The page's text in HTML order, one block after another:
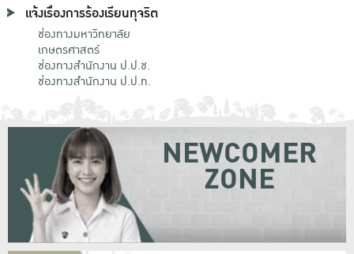
แจ้งเรื่องการร้องเรียนทุจริต
ช่องทางมหาวิทยาลัย
เกษตรศาสตร์
ช่องทางสำนักงาน ป.ป.ช.
ช่องทางสำนักงาน ป.ป.ท.
NEWCOMER
ZONE